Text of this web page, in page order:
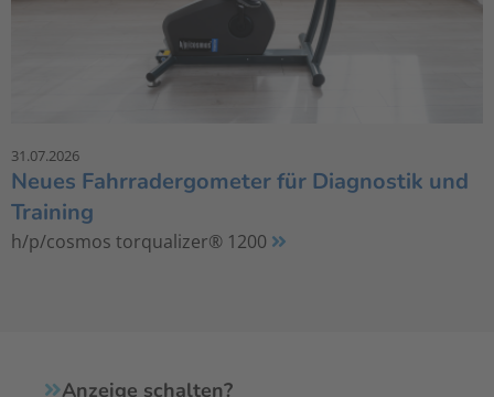
31.07.2026
Neues Fahrradergometer für Diagnostik und
Training
h/p/cosmos torqualizer® 1200
Anzeige schalten?